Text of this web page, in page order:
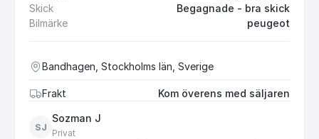
Skick
Begagnade - bra skick
Bilmärke
peugeot
Bandhagen, Stockholms län, Sverige
Frakt Kom överens med säljaren
SJ
Sozman J
Privat